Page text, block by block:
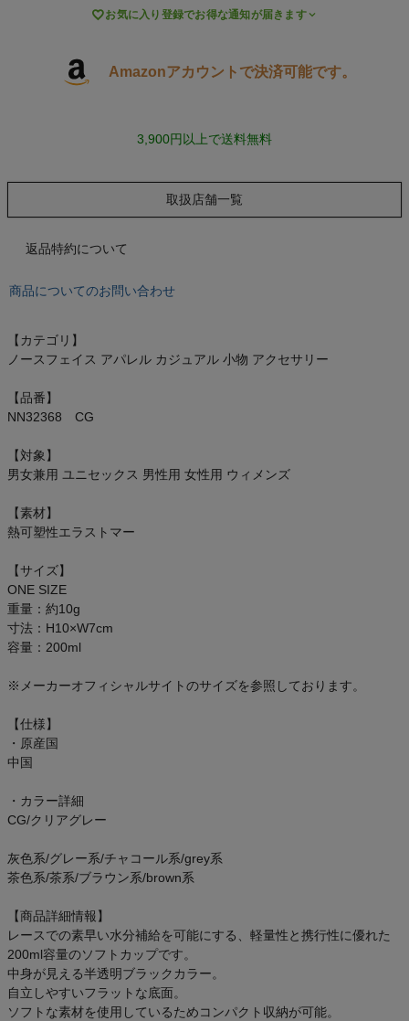
もっと見る
オン On
スポーツマリオTOP
ベースボールマリオ（野球商品）
お気に入り
商品レビュー
プロテイン・サプリメントまとめ買い
アウトレットセール
スタッフブログ
お気に入り登録でお得な通知が届きます
Amazonアカウントで決済可能です。
3,900円以上で送料無料
取扱店舗一覧
返品特約について
商品についてのお問い合わせ
【カテゴリ】
ノースフェイス アパレル カジュアル 小物 アクセサリー
【品番】
NN32368 CG
【対象】
男女兼用 ユニセックス 男性用 女性用 ウィメンズ
【素材】
熱可塑性エラストマー
【サイズ】
ONE SIZE
重量：約10g
寸法：H10×W7cm
容量：200ml
※メーカーオフィシャルサイトのサイズを参照しております。
【仕様】
・原産国
中国
・カラー詳細
CG/クリアグレー
灰色系/グレー系/チャコール系/grey系
茶色系/茶系/ブラウン系/brown系
【商品詳細情報】
レースでの素早い水分補給を可能にする、軽量性と携行性に優れた
200ml容量のソフトカップです。
中身が見える半透明ブラックカラー。
自立しやすいフラットな底面。
ソフトな素材を使用しているためコンパクト収納が可能。